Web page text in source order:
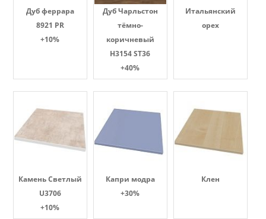
Дуб феррара
8921 PR
+10%
Дуб Чарльстон
тёмно-
коричневый
H3154 ST36
+40%
Итальянский
орех
Камень Светлый
U3706
+10%
Капри модра
+30%
Клен